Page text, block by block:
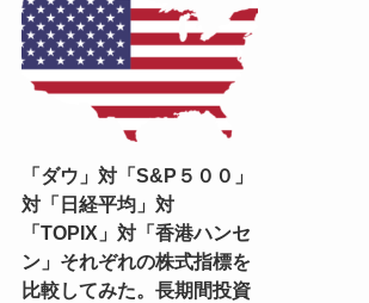
「ダウ」対「S&P５００」
対「日経平均」対
「TOPIX」対「香港ハンセ
ン」それぞれの株式指標を
比較してみた。長期間投資